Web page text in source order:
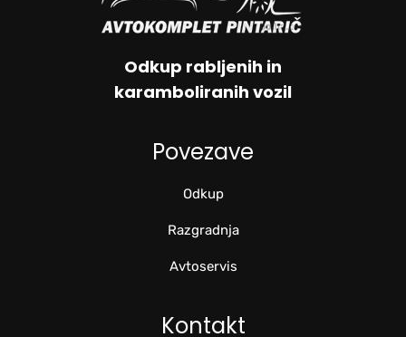
Odkup rabljenih in
karamboliranih vozil
Povezave
Odkup
Razgradnja
Avtoservis
Kontakt